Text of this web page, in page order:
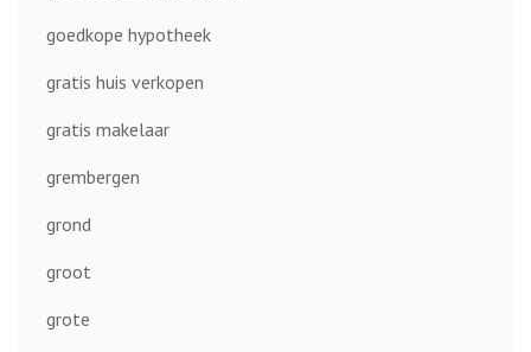
goedkope hypotheek
gratis huis verkopen
gratis makelaar
grembergen
grond
groot
grote